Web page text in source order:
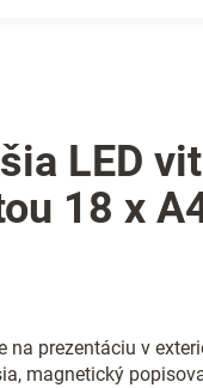
LED
18 x
na prezentáciu v
magnetický